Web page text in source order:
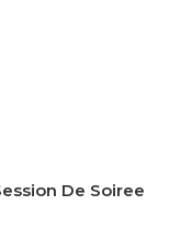
De Soiree